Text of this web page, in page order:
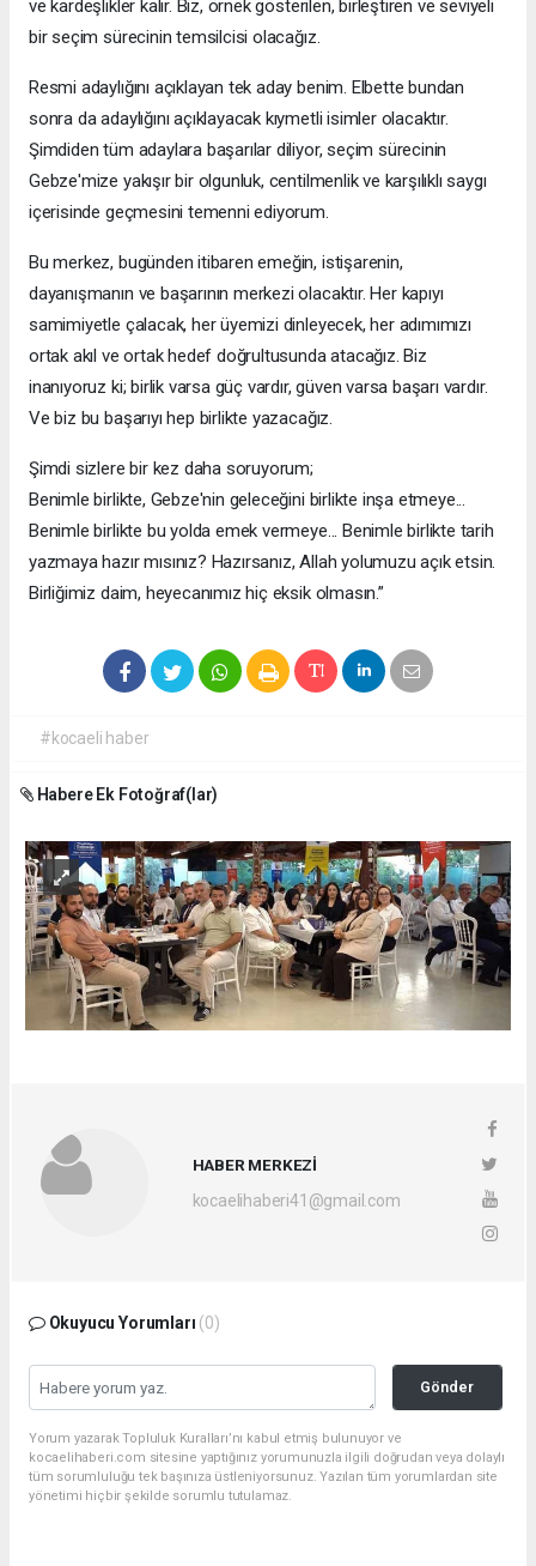
ve kardeşlikler kalır. Biz, örnek gösterilen, birleştiren ve seviyeli
bir seçim sürecinin temsilcisi olacağız.
Resmi adaylığını açıklayan tek aday benim. Elbette bundan
sonra da adaylığını açıklayacak kıymetli isimler olacaktır.
Şimdiden tüm adaylara başarılar diliyor, seçim sürecinin
Gebze'mize yakışır bir olgunluk, centilmenlik ve karşılıklı saygı
içerisinde geçmesini temenni ediyorum.
Bu merkez, bugünden itibaren emeğin, istişarenin,
dayanışmanın ve başarının merkezi olacaktır. Her kapıyı
samimiyetle çalacak, her üyemizi dinleyecek, her adımımızı
ortak akıl ve ortak hedef doğrultusunda atacağız. Biz
inanıyoruz ki; birlik varsa güç vardır, güven varsa başarı vardır.
Ve biz bu başarıyı hep birlikte yazacağız.
Şimdi sizlere bir kez daha soruyorum;
Benimle birlikte, Gebze'nin geleceğini birlikte inşa etmeye...
Benimle birlikte bu yolda emek vermeye... Benimle birlikte tarih
yazmaya hazır mısınız? Hazırsanız, Allah yolumuzu açık etsin.
Birliğimiz daim, heyecanımız hiç eksik olmasın.”
#kocaeli haber
Habere Ek Fotoğraf(lar)
HABER MERKEZİ
kocaelihaberi41@gmail.com
Okuyucu Yorumları (0)
Gönder
Yorum yazarak Topluluk Kuralları’nı kabul etmiş bulunuyor ve
kocaelihaberi.com sitesine yaptığınız yorumunuzla ilgili doğrudan veya dolaylı
tüm sorumluluğu tek başınıza üstleniyorsunuz. Yazılan tüm yorumlardan site
yönetimi hiçbir şekilde sorumlu tutulamaz.